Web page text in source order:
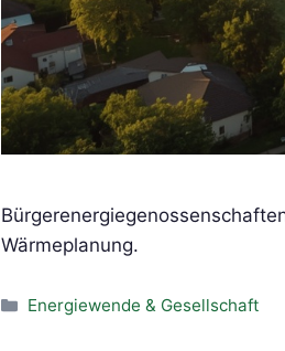
Wärmeplanung.
Kategorien
Energiewende & Gesellschaft